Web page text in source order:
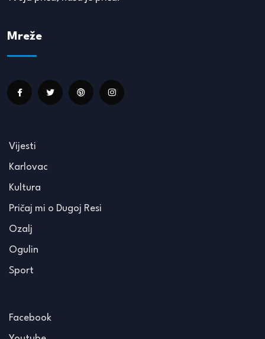
Mreže
Vijesti
Karlovac
Kultura
Pričaj mi o Dugoj Resi
Ozalj
Ogulin
Sport
Facebook